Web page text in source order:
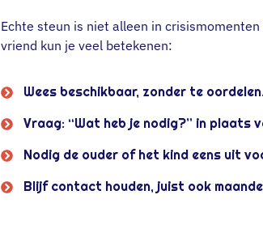
Echte steun is niet alleen in
vriend kun je veel betekenen:
Wees beschikbaar, zonder te oordelen.
Vraag: “Wat heb je nodig?” in plaats
Nodig de ouder of het kind eens uit
Blijf contact houden, juist ook